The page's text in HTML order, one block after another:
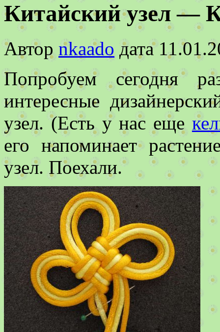
Китайский узел —
Автор nkaado дата
Попробуем сегодня
интересные
узел. (Есть у нас еще
его напоминает
узел. Поехали.